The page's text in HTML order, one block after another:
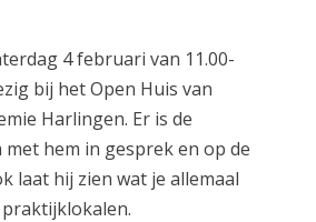
4 februari van 11.00-
bij het Open Huis van
Harlingen. Er is de
hem in gesprek en op de
laat hij zien wat je allemaal